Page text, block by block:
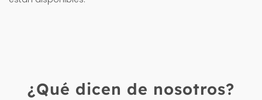
¿Qué dicen de nosotros?